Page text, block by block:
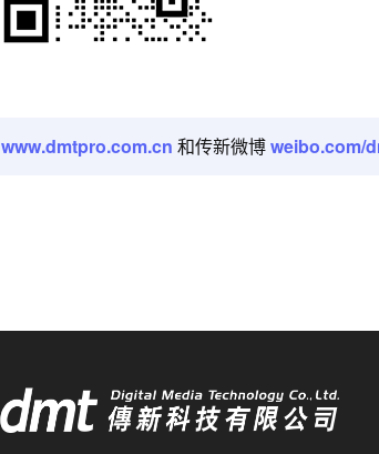
www.dmtpro.com.cn 和传新微博weibo.com/